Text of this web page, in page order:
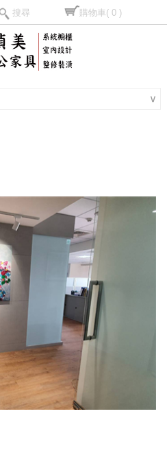
搜尋 購物車( 0 )
∨